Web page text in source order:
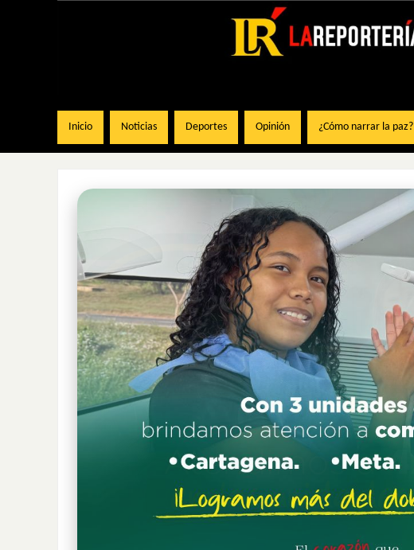
Inicio Noticias Deportes Opinión ¿Cómo narrar la paz?